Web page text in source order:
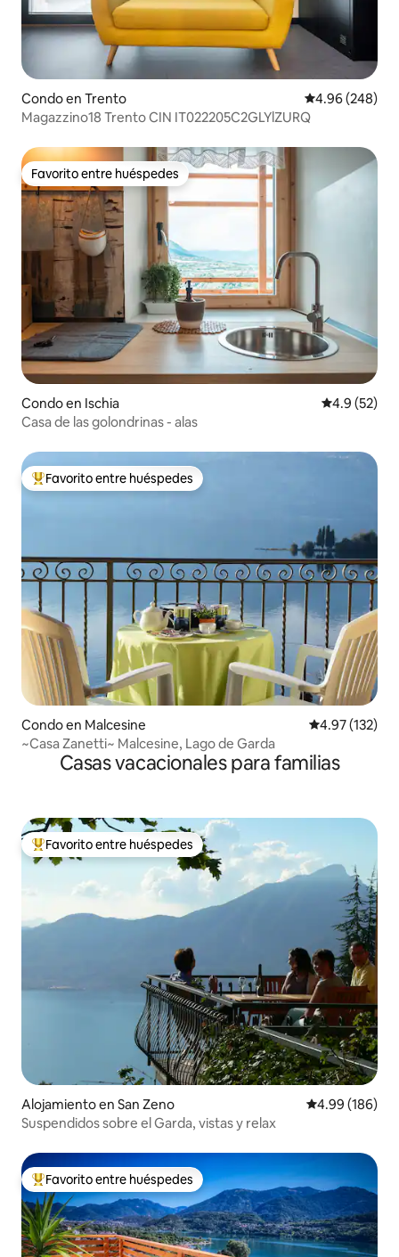
Condo en Trento Calificación
4.96 (248)
Magazzino18 Trento CIN IT022205C2GLYlZURQ
Favorito entre huéspedes
Favorito entre huéspedes
Condo en Ischia Calificación
4.9 (52)
Casa de las golondrinas - alas
Favorito entre huéspedes preferido
Favorito entre huéspedes
Condo en Malcesine Calificación
4.97 (132)
~Casa Zanetti~ Malcesine, Lago de Garda
Casas vacacionales para familias
Favorito entre huéspedes preferido
Favorito entre huéspedes
Alojamiento en San Zeno Calificación
4.99 (186)
Suspendidos sobre el Garda, vistas y relax
Favorito entre huéspedes preferido
Favorito entre huéspedes